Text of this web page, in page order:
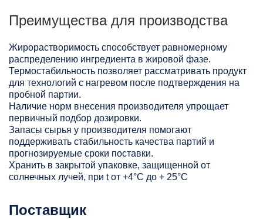
Преимущества для производства
Жирорастворимость способствует равномерному
распределению ингредиента в жировой фазе.
Термостабильность позволяет рассматривать продукт
для технологий с нагревом после подтверждения на
пробной партии.
Наличие норм внесения производителя упрощает
первичный подбор дозировки.
Запасы сырья у производителя помогают
поддерживать стабильность качества партий и
прогнозируемые сроки поставки.
Хранить в закрытой упаковке, защищенной от
солнечных лучей, при t от +4°C до + 25°С
Поставщик